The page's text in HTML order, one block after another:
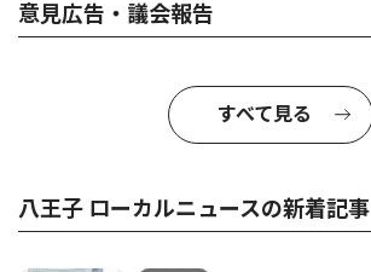
意見広告・議会報告
すべて見る
八王子 ローカルニュースの新着記事